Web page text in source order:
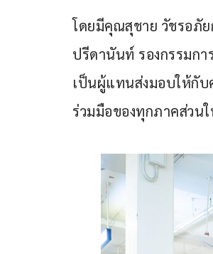
โดยมีคุณสุชาย วัชรอภั
ปรีดานันท์ รองกรรมก
เป็นผู้แทนส่งมอบให้กับ
ร่วมมือของทุกภาคส่วน